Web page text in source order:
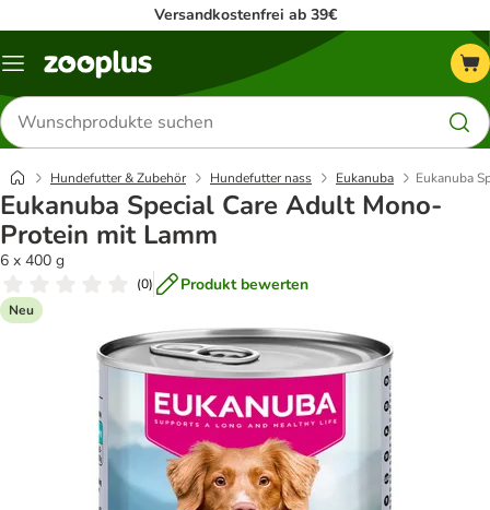
Versandkostenfrei ab 39€
Menü
Produkte
suchen
Hundefutter & Zubehör Hundefutter nass Eukanuba Eukanuba
Eukanuba Special Care Adult Mono-
Protein mit Lamm
6 x 400 g
(0) Produkt bewerten
Neu